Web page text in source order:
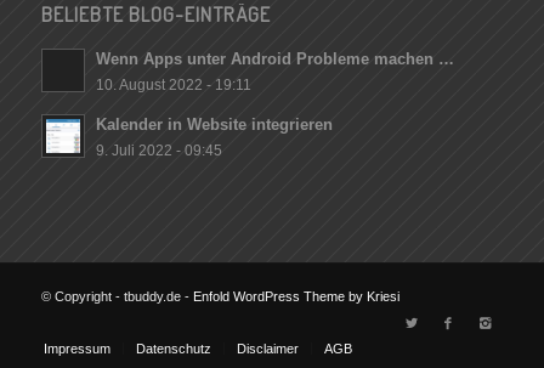
BELIEBTE BLOG-EINTRÄGE
Wenn Apps unter Android Probleme machen …
10. August 2022 - 19:11
Kalender in Website integrieren
9. Juli 2022 - 09:45
© Copyright - tbuddy.de - Enfold WordPress Theme by Kriesi
Impressum Datenschutz Disclaimer AGB